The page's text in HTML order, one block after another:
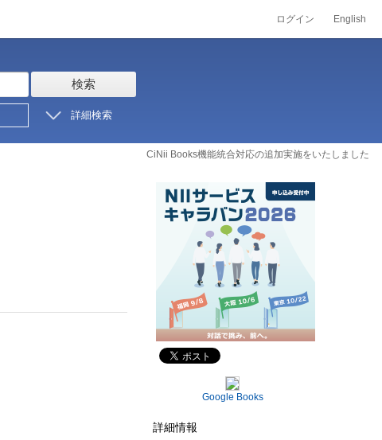
ログイン English
検索
詳細検索
CiNii Books機能統合対応の追加実施をいたしました
Google Books
詳細情報